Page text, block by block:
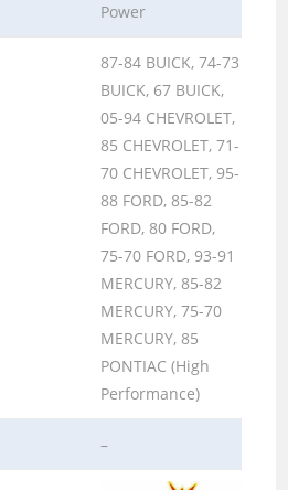
Power
87-84 BUICK, 74-73
BUICK, 67 BUICK,
05-94 CHEVROLET,
85 CHEVROLET, 71-
70 CHEVROLET, 95-
88 FORD, 85-82
FORD, 80 FORD,
75-70 FORD, 93-91
MERCURY, 85-82
MERCURY, 75-70
MERCURY, 85
PONTIAC (High
Performance)
–